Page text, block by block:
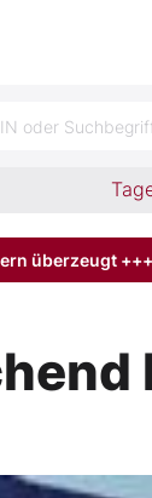
oder
überzeugt +++